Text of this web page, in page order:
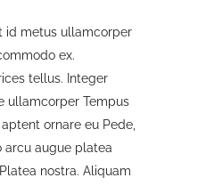
id metus ullamcorper
ex.
tellus. Integer
ullamcorper Tempus
ornare eu Pede,
arcu augue platea
nostra. Aliquam